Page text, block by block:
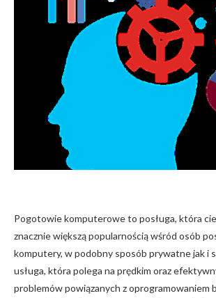
Pogotowie komputerowe to posługa, która
znacznie większą popularnością wśród osób
komputery, w podobny sposób prywatne jak i
usługa, która polega na prędkim oraz
problemów powiązanych z oprogramowaniem